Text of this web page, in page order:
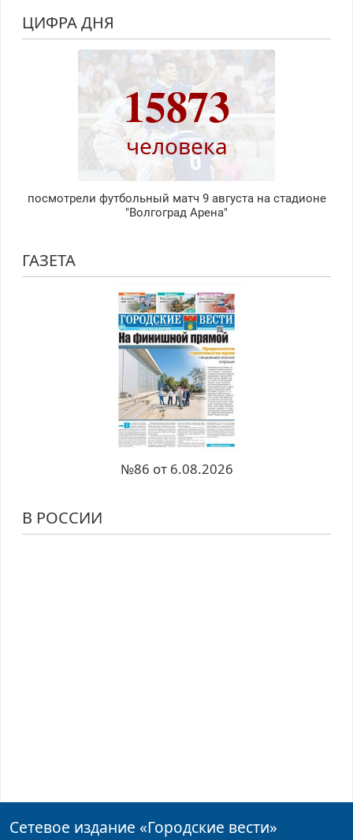
ЦИФРА ДНЯ
15873
человека
посмотрели футбольный матч 9 августа на стадионе
"Волгоград Арена"
ГАЗЕТА
№86 от 6.08.2026
В РОССИИ
Сетевое издание «Городские вести»